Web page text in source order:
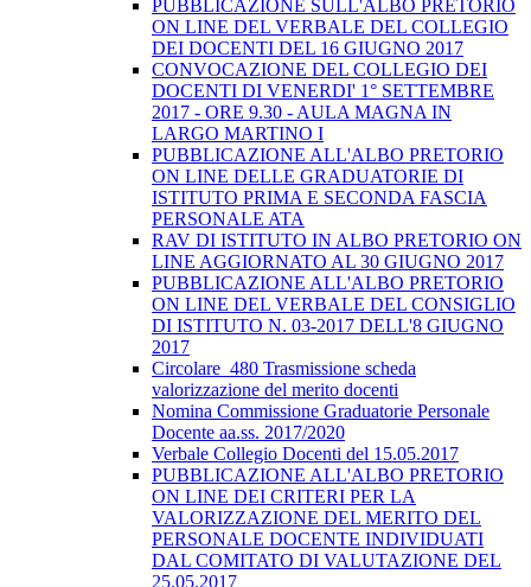
PUBBLICAZIONE SULL'ALBO PRETORIO
ON LINE DEL VERBALE DEL COLLEGIO
DEI DOCENTI DEL 16 GIUGNO 2017
CONVOCAZIONE DEL COLLEGIO DEI
DOCENTI DI VENERDI' 1° SETTEMBRE
2017 - ORE 9.30 - AULA MAGNA IN
LARGO MARTINO I
PUBBLICAZIONE ALL'ALBO PRETORIO
ON LINE DELLE GRADUATORIE DI
ISTITUTO PRIMA E SECONDA FASCIA
PERSONALE ATA
RAV DI ISTITUTO IN ALBO PRETORIO ON
LINE AGGIORNATO AL 30 GIUGNO 2017
PUBBLICAZIONE ALL'ALBO PRETORIO
ON LINE DEL VERBALE DEL CONSIGLIO
DI ISTITUTO N. 03-2017 DELL'8 GIUGNO
2017
Circolare_480 Trasmissione scheda
valorizzazione del merito docenti
Nomina Commissione Graduatorie Personale
Docente aa.ss. 2017/2020
Verbale Collegio Docenti del 15.05.2017
PUBBLICAZIONE ALL'ALBO PRETORIO
ON LINE DEI CRITERI PER LA
VALORIZZAZIONE DEL MERITO DEL
PERSONALE DOCENTE INDIVIDUATI
DAL COMITATO DI VALUTAZIONE DEL
25.05.2017